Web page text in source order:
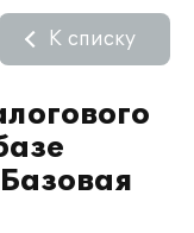
К списку